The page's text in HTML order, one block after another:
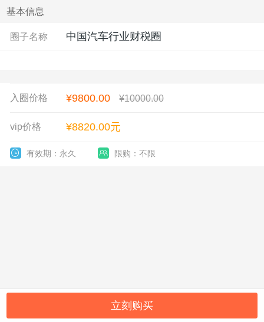
基本信息
圈子名称 中国汽车行业财税圈
入圈价格 ¥9800.00 ¥10000.00
vip价格 ¥8820.00元
 有效期： 永久  限购：不限